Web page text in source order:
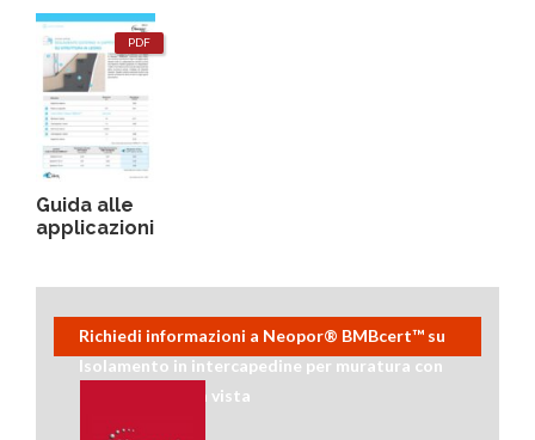
PDF
Guida alle
applicazioni
Richiedi informazioni a Neopor® BMBcert™ su
Isolamento in intercapedine per muratura con
mattoni faccia a vista